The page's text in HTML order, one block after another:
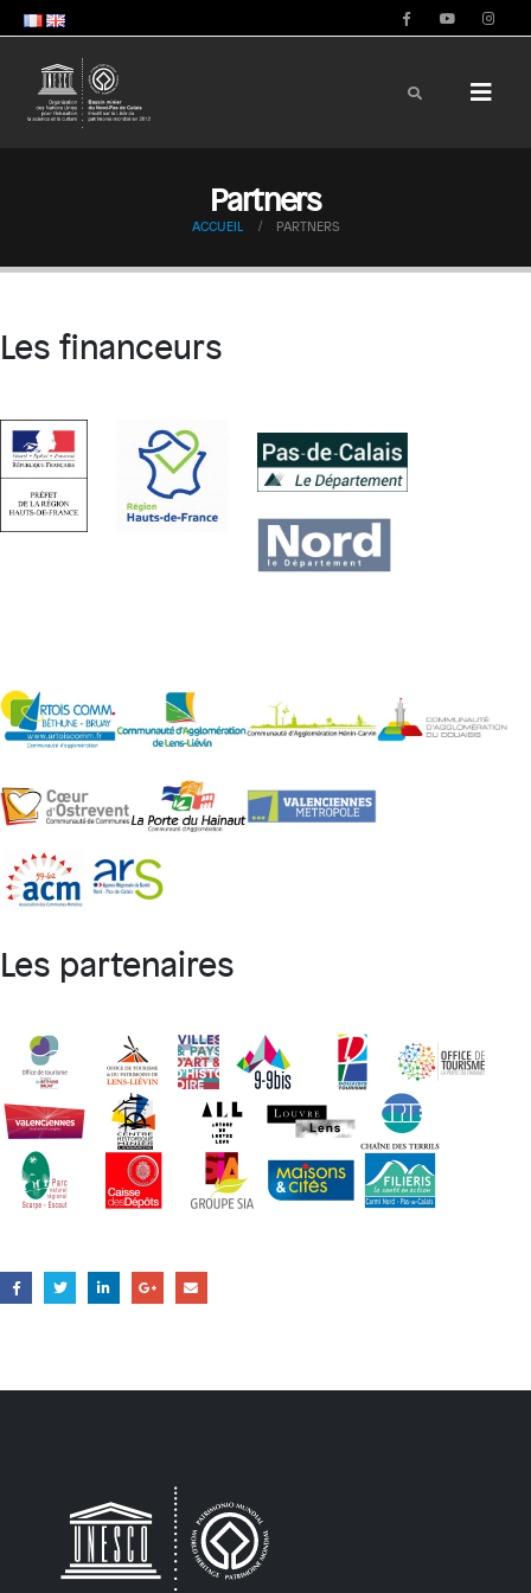
Partners
ACCUEIL PARTNERS
Les financeurs
Les partenaires